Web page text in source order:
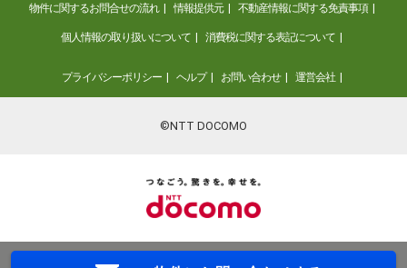
物件に関するお問合せの流れ 情報提供元 不動産情報に関する免責事項
個人情報の取り扱いについて 消費税に関する表記について
プライバシーポリシー ヘルプ お問い合わせ 運営会社
©NTT DOCOMO